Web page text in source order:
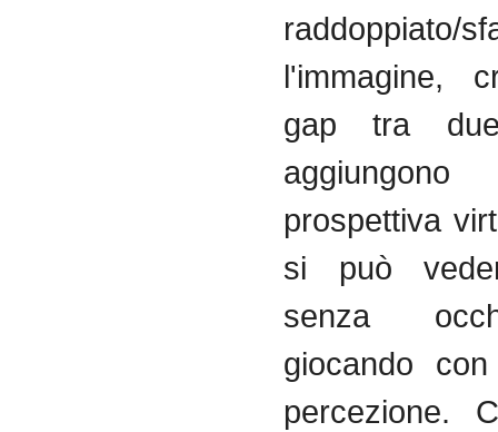
raddoppiato/
l'immagine,
gap tra
prospettiva
si può
senza
giocando
percezione.